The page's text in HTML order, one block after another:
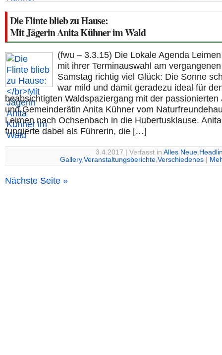
Die Flinte blieb zu Hause:
Mit Jägerin Anita Kühner im Wald
(fwu – 3.3.15) Die Lokale Agenda
mit ihrer Terminauswahl am vergangenen
Samstag richtig viel Glück: Die Sonne
war mild und damit geradezu ideal für
beabsichtigten Waldspaziergang mit der passionierten
und Gemeinderätin Anita Kühner vom
Leimen nach Ochsenbach in die Hubertusklause.
fungierte dabei als Führerin, die […]
3.4.2017 | Verfasst in Alles Neue,
Gallery,Veranstaltungsberichte,Verschiedenes
Nächste Seite »